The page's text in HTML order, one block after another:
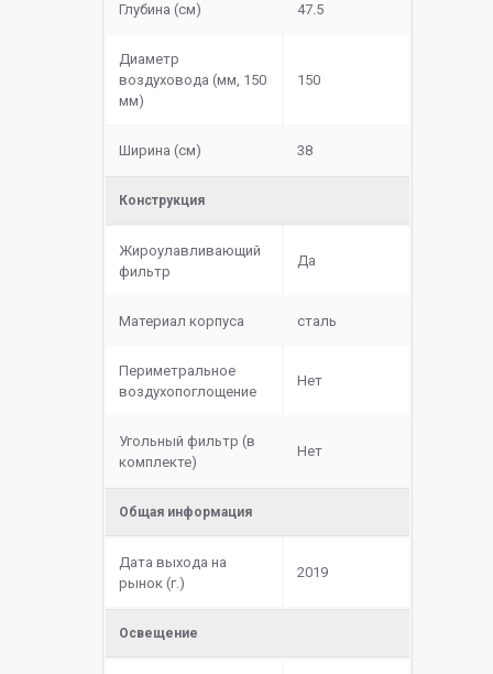
Глубина (см) 47.5
Диаметр
воздуховода (мм, 150
мм)
150
Ширина (см) 38
Конструкция
Жироулавливающий
фильтр
Да
Материал корпуса сталь
Периметральное
воздухопоглощение
Нет
Угольный фильтр (в
комплекте)
Нет
Общая информация
Дата выхода на
рынок (г.)
2019
Освещение